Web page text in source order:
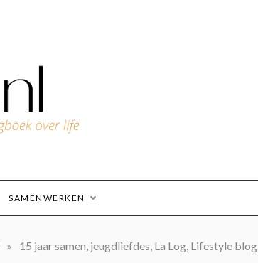
SAMENWERKEN
» 15 jaar samen, jeugdliefdes, La Log, Lifestyle blog